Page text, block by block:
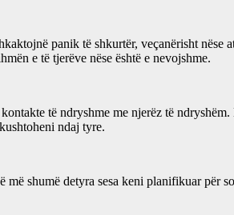
panik të shkurtër, veçanërisht
e të tjerëve nëse është e nevojshme.
të ndryshme me njerëz të
ndaj tyre.
më shumë detyra sesa keni planifikuar